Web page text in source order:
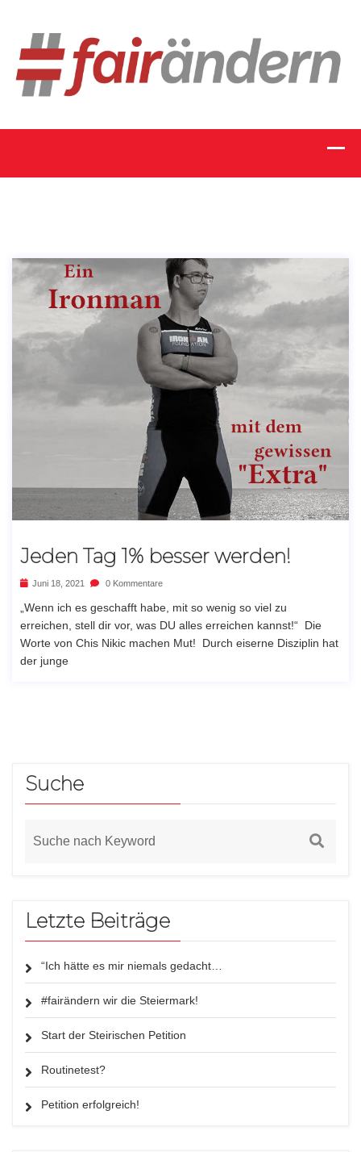
Jeden Tag 1% besser werden!
Juni 18, 2021 0 Kommentare
„Wenn ich es geschafft habe, mit so wenig so viel zu
erreichen, stell dir vor, was DU alles erreichen kannst!“ Die
Worte von Chis Nikic machen Mut! Durch eiserne Disziplin hat
der junge
Suche
Letzte Beiträge
“Ich hätte es mir niemals gedacht…
#fairändern wir die Steiermark!
Start der Steirischen Petition
Routinetest?
Petition erfolgreich!